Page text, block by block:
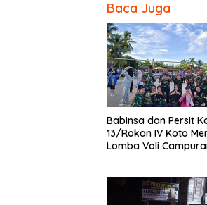
Baca Juga
Babinsa dan Persit
13/Rokan IV Koto
Lomba Voli